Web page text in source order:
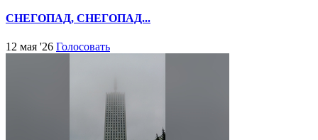
СНЕГОПАД, СНЕГОПАД...
12 мая '26 Голосовать